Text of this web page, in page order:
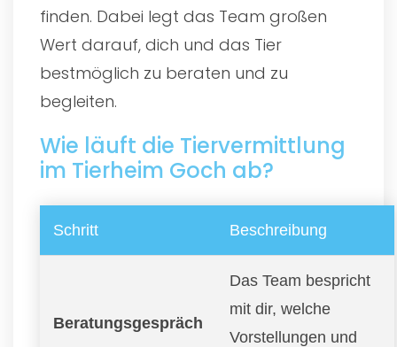
finden. Dabei legt das Team großen
Wert darauf, dich und das Tier
bestmöglich zu beraten und zu
begleiten.
Wie läuft die Tiervermittlung
im Tierheim Goch ab?
Schritt Beschreibung
Beratungsgespräch
Das Team bespricht
mit dir, welche
Vorstellungen und